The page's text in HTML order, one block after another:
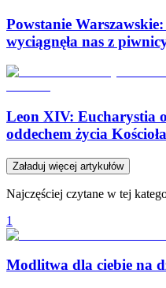
Powstanie
wyciągnęła nas z
Leon XIV: Eucharystia
oddechem życia Kościoła
Załaduj więcej artykułów
Najczęściej czytane w tej
1
Modlitwa dla ciebie na